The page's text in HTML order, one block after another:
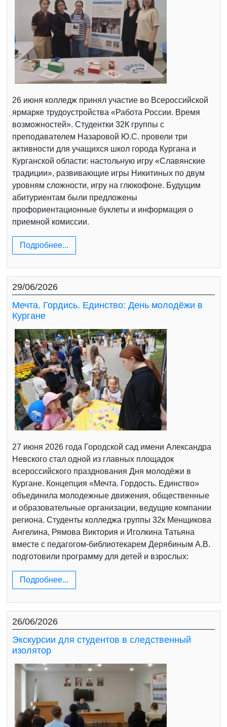
26 июня колледж принял участие во Всероссийской
ярмарке трудоустройства «Работа России. Время
возможностей». Студентки 32К группы с
преподавателем Назаровой Ю.С. провели три
активности для учащихся школ города Кургана и
Курганской области: настольную игру «Славянские
традиции», развивающие игры Никитиных по двум
уровням сложности, игру на глюкофоне. Будущим
абитуриентам были предложены
профориентационные буклеты и информация о
приемной комиссии.
Подробнее...
29/06/2026
Мечта. Гордись. Единство: День молодёжи в
Кургане
27 июня 2026 года Городской сад имени Александра
Невского стал одной из главных площадок
всероссийского празднования Дня молодёжи в
Кургане. Концепция «Мечта. Гордость. Единство»
объединила молодежные движения, общественные
и образовательные организации, ведущие компании
региона. Студенты колледжа группы 32к Менщикова
Ангелина, Рямова Виктория и Иголкина Татьяна
вместе с педагогом-библиотекарем Дерябиным А.В.
подготовили программу для детей и взрослых:
Подробнее...
26/06/2026
Экскурсии для студентов в следственный
изолятор